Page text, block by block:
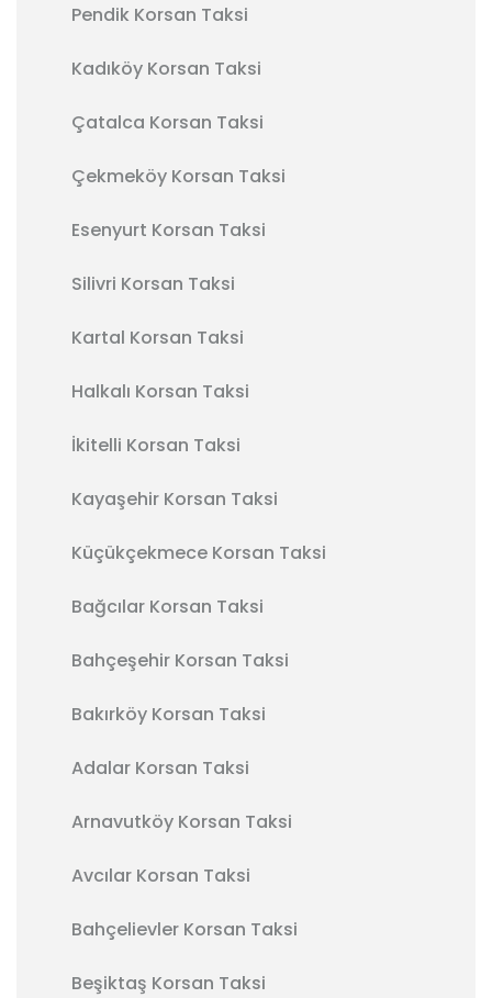
Pendik Korsan Taksi
Kadıköy Korsan Taksi
Çatalca Korsan Taksi
Çekmeköy Korsan Taksi
Esenyurt Korsan Taksi
Silivri Korsan Taksi
Kartal Korsan Taksi
Halkalı Korsan Taksi
İkitelli Korsan Taksi
Kayaşehir Korsan Taksi
Küçükçekmece Korsan Taksi
Bağcılar Korsan Taksi
Bahçeşehir Korsan Taksi
Bakırköy Korsan Taksi
Adalar Korsan Taksi
Arnavutköy Korsan Taksi
Avcılar Korsan Taksi
Bahçelievler Korsan Taksi
Beşiktaş Korsan Taksi